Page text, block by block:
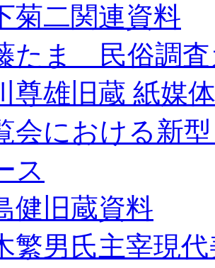
菊二関連資料
たま 民俗調査
尊雄旧蔵 紙媒
会における新
ス
健旧蔵資料
繁男氏主宰現